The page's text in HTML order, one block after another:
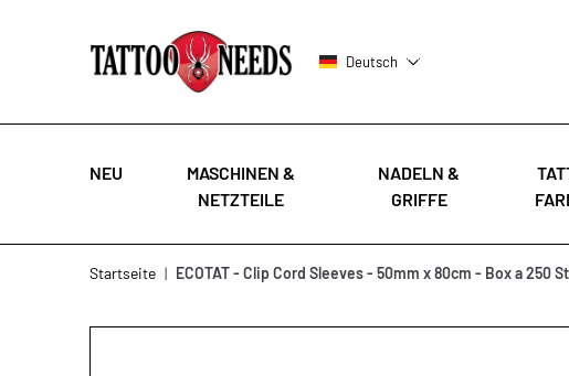
Deutsch
NEU
MASCHINEN &
NETZTEILE
NADELN &
GRIFFE
Startseite | ECOTAT - Clip Cord Sleeves - 50mm x 80cm - Box a 250